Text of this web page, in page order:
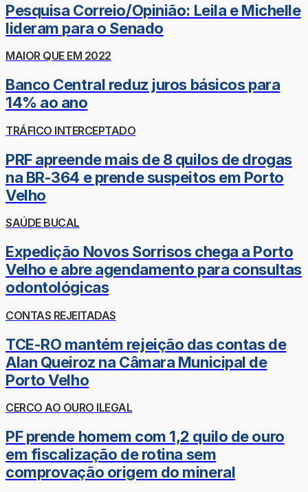
Pesquisa Correio/Opinião: Leila e Michelle
lideram para o Senado
MAIOR QUE EM 2022
Banco Central reduz juros básicos para
14% ao ano
TRÁFICO INTERCEPTADO
PRF apreende mais de 8 quilos de drogas
na BR-364 e prende suspeitos em Porto
Velho
SAÚDE BUCAL
Expedição Novos Sorrisos chega a Porto
Velho e abre agendamento para consultas
odontológicas
CONTAS REJEITADAS
TCE-RO mantém rejeição das contas de
Alan Queiroz na Câmara Municipal de
Porto Velho
CERCO AO OURO ILEGAL
PF prende homem com 1,2 quilo de ouro
em fiscalização de rotina sem
comprovação origem do mineral